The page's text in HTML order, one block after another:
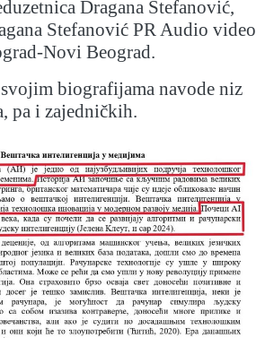
Dragana Stefanović,
Stefanović PR Audio video
Novi Beograd.
biografijama navode niz
pa i zajedničkih.